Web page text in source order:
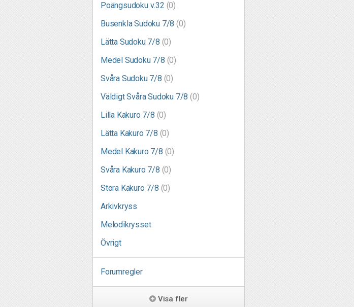
Poängsudoku v.32 (0)
Busenkla Sudoku 7/8(0)
Lätta Sudoku 7/8 (0)
Medel Sudoku 7/8 (0)
Svåra Sudoku 7/8 (0)
Väldigt Svåra Sudoku 7/8(0)
Lilla Kakuro 7/8 (0)
Lätta Kakuro 7/8 (0)
Medel Kakuro 7/8 (0)
Svåra Kakuro 7/8 (0)
Stora Kakuro 7/8 (0)
Arkivkryss
Melodikrysset
Övrigt
Forumregler
Visa fler